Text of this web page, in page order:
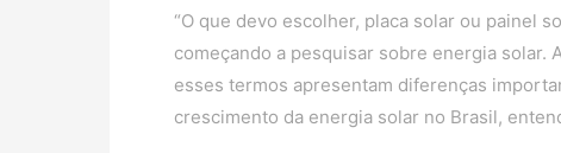
“O que devo escolher, placa solar ou painel
começando a pesquisar sobre energia solar.
esses termos apresentam diferenças
crescimento da energia solar no Brasil,